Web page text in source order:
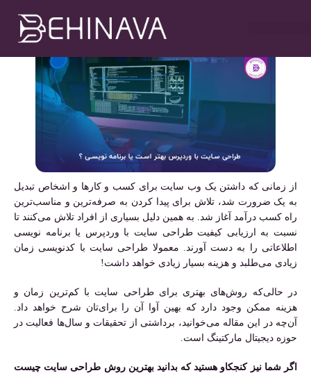
شهریور ۱۶, ۱۴۰۱ ۷:۱۱ ب٫ظ
از زمانی که داشتن یک وب سایت برای کسب و کارها و اشخاص تبدیل
به یک ضرورت شد، تلاش برای پیدا کردن به صرفه‌ترین و مناسب‌ترین
راه کسب درآمد آغاز شد. به همین دلیل بسیاری از افراد تلاش می‌کنند تا
نسبت به ارزیابی کیفیت طراحی سایت با وردپرس یا برنامه نویسی
اطلاعاتی را به دست آورند. معمولا طراحی سایت با کدنویسی زمان
زیادی می‌طلبد و هزینه بسیار زیادی خواهد داشت!
در حالی‌که روش‌های بهتری برای طراحی سایت با کم‌ترین زمان و
هزینه ممکن وجود دارد که بهین آوا آن را برای‌تان شرح خواهد داد.
آن‌چه در این مقاله می‌خوانید، برداشتی از تحقیقات و سال‌ها فعالیت در
حوزه دیجیتال مارکتینگ است.
اگر شما نیز کنجکاو هستید که بدانید بهترین روش طراحی سایت چیست